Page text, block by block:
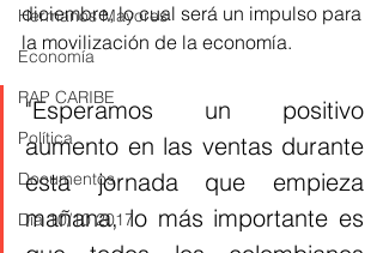
Hermanos Mayores
Economía
RAP CARIBE
Política
Documentos
Día 10/10 2017
diciembre, lo cual será un impulso para
la movilización de la economía.
"Esperamos un positivo
aumento en las ventas durante
esta jornada que empieza
mañana, lo más importante es